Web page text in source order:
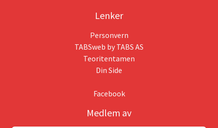
Lenker
Personvern
TABSweb by TABS AS
Teoritentamen
Din Side
Facebook
Medlem av